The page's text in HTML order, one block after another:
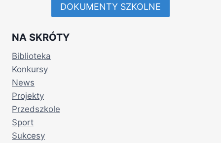
DOKUMENTY SZKOLNE
NA SKRÓTY
Biblioteka
Konkursy
News
Projekty
Przedszkole
Sport
Sukcesy